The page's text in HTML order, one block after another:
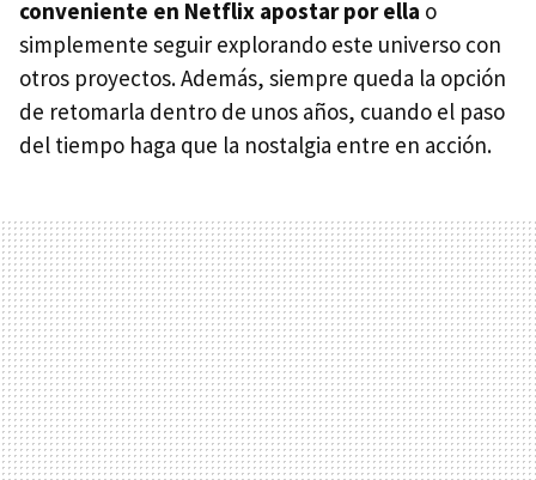
conveniente en Netflix apostar por ella o
simplemente seguir explorando este universo con
otros proyectos. Además, siempre queda la opción
de retomarla dentro de unos años, cuando el paso
del tiempo haga que la nostalgia entre en acción.